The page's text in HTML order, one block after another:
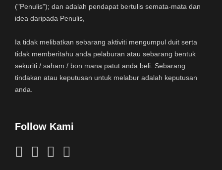
("Penulis"); dan adalah pendapat bertulis semata-mata dan
idea daripada Penulis,
Ia tidak melibatkan sebarang aktiviti mengumpul duit serta
tidak memberitahu anda pelaburan atau sebarang bentuk
sekuriti / saham / bon mana patut anda beli. Sebarang
tindakan atau keputusan untuk melabur adalah keputusan
anda.
Follow Kami